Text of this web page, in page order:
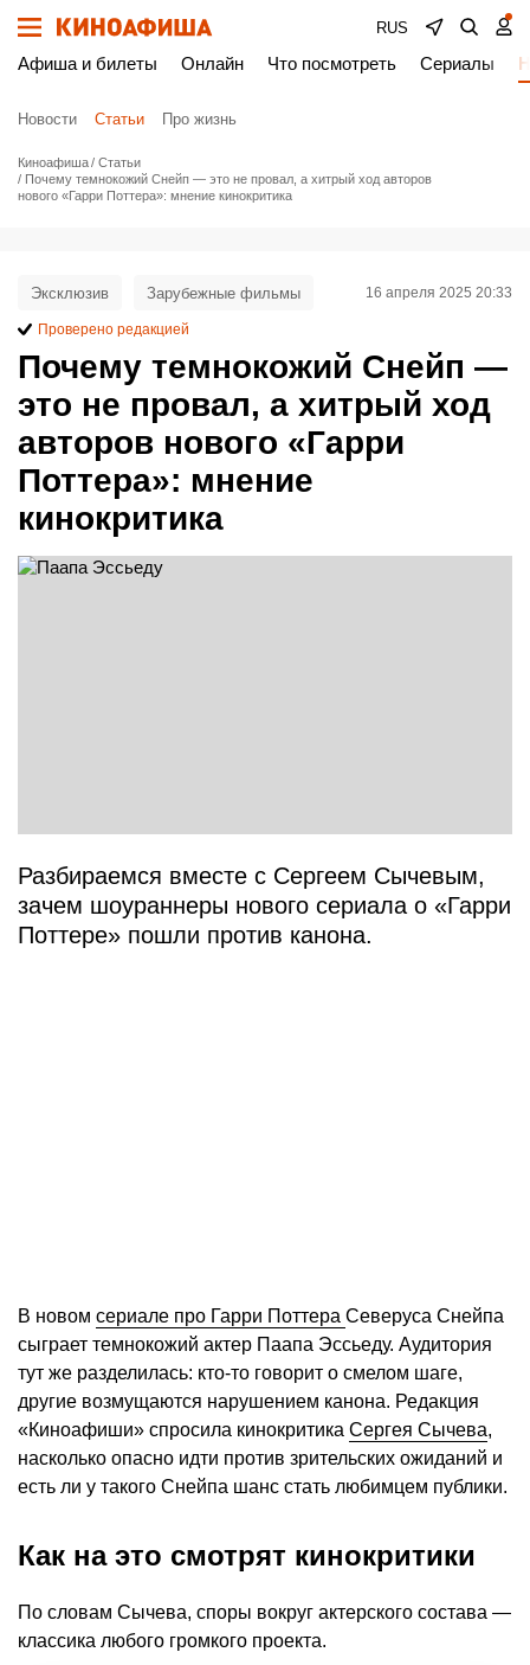
RUS
Афиша и билеты Онлайн Что посмотреть Сериалы
Новости Статьи Про жизнь
Киноафиша
Статьи
Почему темнокожий Снейп — это не провал, а хитрый ход авторов
нового «Гарри Поттера»: мнение кинокритика
Почему темнокожий Снейп —
это не провал, а хитрый ход
авторов нового «Гарри
Поттера»: мнение
кинокритика
Эксклюзив Зарубежные фильмы 16 апреля 2025 20:33
Проверено редакцией
Разбираемся вместе с Сергеем Сычевым,
зачем шоураннеры нового сериала о «Гарри
Поттере» пошли против канона.
В новом сериале про Гарри Поттера Северуса Снейпа
сыграет темнокожий актер Паапа Эссьеду. Аудитория
тут же разделилась: кто-то говорит о смелом шаге,
другие возмущаются нарушением канона. Редакция
«Киноафиши» спросила кинокритика Сергея Сычева,
насколько опасно идти против зрительских ожиданий и
есть ли у такого Снейпа шанс стать любимцем публики.
Как на это смотрят кинокритики
По словам Сычева, споры вокруг актерского состава —
классика любого громкого проекта.